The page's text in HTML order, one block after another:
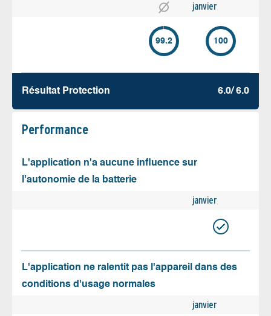
janvier
99.2 100
Résultat Protection 6.0/ 6.0
Performance
L'application n'a aucune influence sur
l'autonomie de la batterie
janvier
L'application ne ralentit pas l'appareil dans des
conditions d'usage normales
janvier